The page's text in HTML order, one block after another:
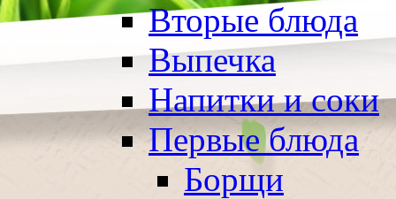
Вторые блюда
Выпечка
Напитки и соки
Первые блюда
Борщи